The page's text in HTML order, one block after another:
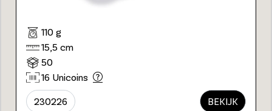
110 g
15,5 cm
50
16 Unicoins
230226 BEKIJK